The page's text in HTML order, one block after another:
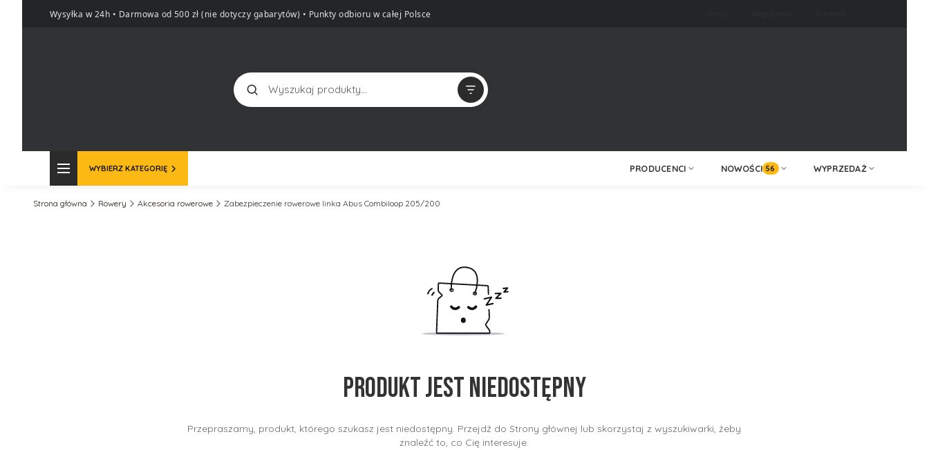
Wysyłka w 24h • Darmowa od 500 zł (nie dotyczy gabarytów) • Punkty odbioru w całej Polsce
Szukaj
WYBIERZ KATEGORIĘ PRODUCENCI NOWOŚCI 56 WYPRZEDAŻ
Strona główna Rowery Akcesoria rowerowe Zabezpieczenie rowerowe linka Abus Combiloop 205/200
Produkt jest niedostępny
Przepraszamy, produkt, którego szukasz jest niedostępny. Przejdź do Strony głównej lub skorzystaj z wyszukiwarki, żeby
znaleźć to, co Cię interesuje.